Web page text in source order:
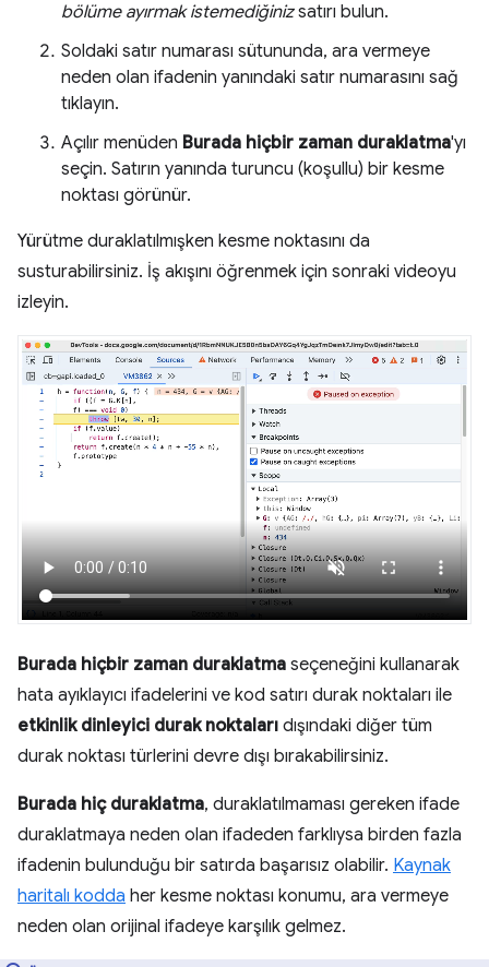
bölüme ayırmak istemediğinizsatırı bulun.
Soldaki satır numarası sütununda, ara vermeye
neden olan ifadenin yanındaki satır numarasını sağ
tıklayın.
Açılır menüden Burada hiçbir zaman duraklatma'yı
seçin. Satırın yanında turuncu (koşullu) bir kesme
noktası görünür.
Yürütme duraklatılmışken kesme noktasını da
susturabilirsiniz. İş akışını öğrenmek için sonraki videoyu
izleyin.
Burada hiçbir zaman duraklatma seçeneğini kullanarak
hata ayıklayıcı ifadelerini ve kod satırı durak noktaları ile
etkinlik dinleyici durak noktaları dışındaki diğer tüm
durak noktası türlerini devre dışı bırakabilirsiniz.
Burada hiç duraklatma, duraklatılmaması gereken ifade
duraklatmaya neden olan ifadeden farklıysa birden fazla
ifadenin bulunduğu bir satırda başarısız olabilir. Kaynak
haritalı kodda her kesme noktası konumu, ara vermeye
neden olan orijinal ifadeye karşılık gelmez.